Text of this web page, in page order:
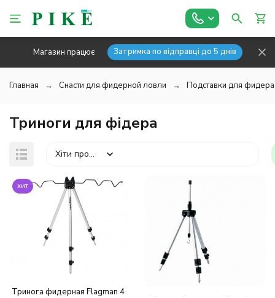
Магазин працює Затримка по відправці до 5 днів
Главная Снасти для фидерной ловли Подставки для фидера
Триноги для фідера
Хіти продажів
хит
Тринога фидерная Flagman 4